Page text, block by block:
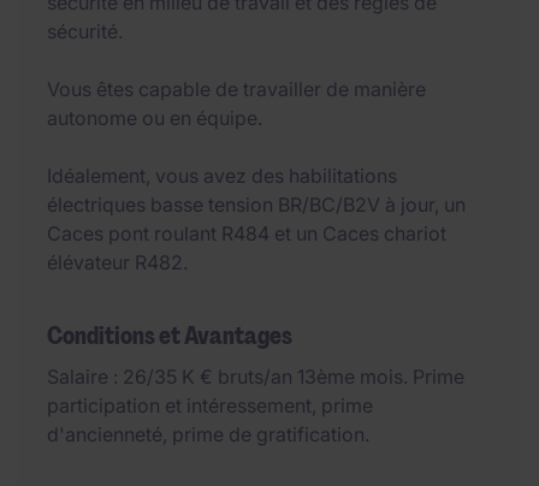
sécurité.
Vous êtes capable de travailler de manière
autonome ou en équipe.
Idéalement, vous avez des habilitations
électriques basse tension BR/BC/B2V à jour, un
Caces pont roulant R484 et un Caces chariot
élévateur R482.
Conditions et Avantages
Salaire : 26/35 K € bruts/an 13ème mois. Prime
participation et intéressement, prime
d'ancienneté, prime de gratification.